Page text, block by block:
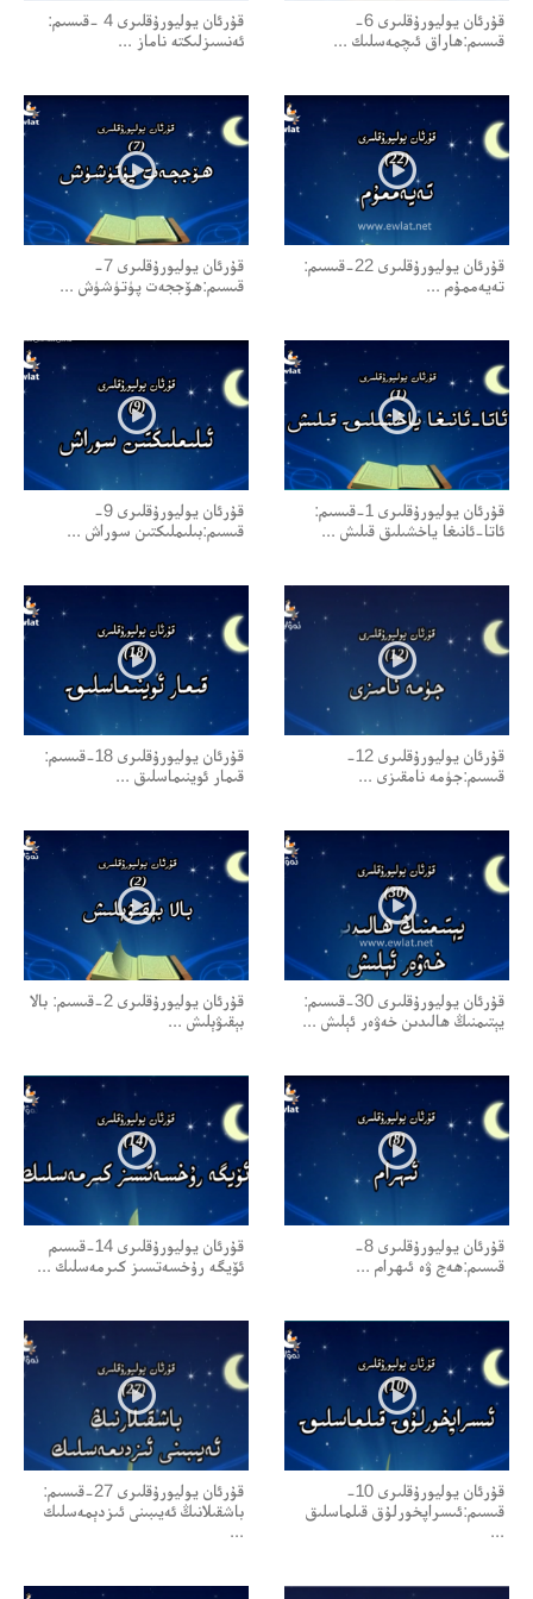
قۇرئان يوليورۇقلىرى 6-
قىسىم:ھاراق ئىچمەسلىك ...
قۇرئان يوليورۇقلىرى 4 -قىسىم:
ئەنسىزلىكتە ناماز ...
قۇرئان يوليورۇقلىرى 22-قىسىم:
تەيەممۇم ...
قۇرئان يوليورۇقلىرى 7-
قىسىم:ھۆججەت پۈتۈشۈش ...
قۇرئان يوليورۇقلىرى 1-قىسىم:
ئاتا-ئانىغا ياخشىلىق قىلىش ...
قۇرئان يوليورۇقلىرى 9-
قىسىم:بىلىملىكتىن سوراش ...
قۇرئان يوليورۇقلىرى 12-
قىسىم:جۈمە نامقىزى ...
قۇرئان يوليورۇقلىرى 18-قىسىم:
قىمار ئوينىماسلىق ...
قۇرئان يوليورۇقلىرى 30-قىسىم:
يېتىمنىڭ ھالىدىن خەۋەر ئېلىش ...
قۇرئان يوليورۇقلىرى 2-قىسىم: بالا
بېقىۋېلىش ...
قۇرئان يوليورۇقلىرى 8-
قىسىم:ھەج ۋە ئىھرام ...
قۇرئان يوليورۇقلىرى 14-قىسىم
ئۆيگە رۇخسەتسىز كىرمەسلىك ...
قۇرئان يوليورۇقلىرى 10-
قىسىم:ئىسراپخورلۇق قىلماسلىق
...
قۇرئان يوليورۇقلىرى 27-قىسىم:
باشقىلانىڭ ئەيىبىنى ئىزدېمەسلىك
...